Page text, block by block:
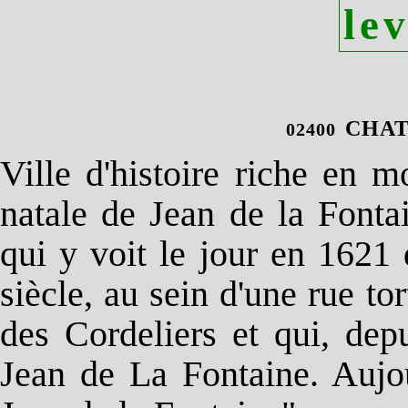
02400
Ville d'histoire riche en
natale de Jean de la
qui y voit le jour en 1621
siècle, au sein d'une rue
des Cordeliers et qui,
Jean de La Fontaine.